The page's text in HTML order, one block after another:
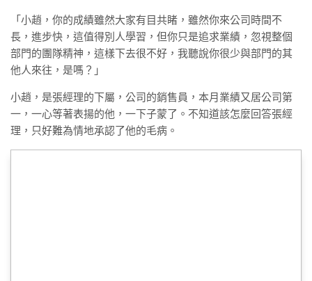
「小趙，你的成績雖然大家有目共睹，雖然你來公司時間不
長，進步快，這值得別人學習，但你只是追求業績，忽視整個
部門的團隊精神，這樣下去很不好，我聽說你很少與部門的其
他人來往，是嗎？」
小趙，是張經理的下屬，公司的銷售員，本月業績又居公司第
一，一心等著表揚的他，一下子蒙了。不知道該怎麼回答張經
理，只好難為情地承認了他的毛病。